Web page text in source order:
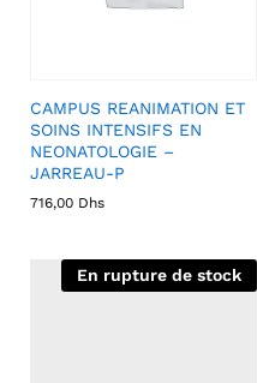
CAMPUS REANIMATION ET
SOINS INTENSIFS EN
NEONATOLOGIE –
JARREAU-P
716,00 Dhs
En rupture de stock